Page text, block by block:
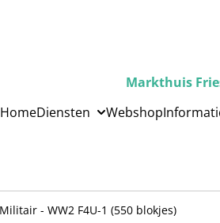
Markthuis
HomeDiensten Webshop
- WW2 F4U-1 (550 blokjes)